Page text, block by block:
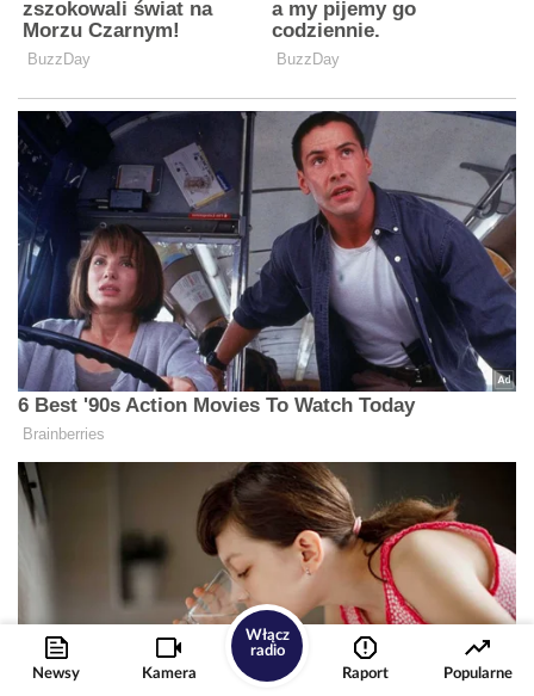
Newsy Kamera
Włącz
radio
Raport
Popularne